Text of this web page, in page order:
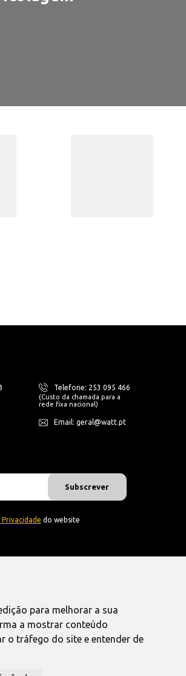
para melhorar a sua
a mostrar conteúdo
o tráfego do site e entender de
Telefone: 253 095 466
(Custo da chamada para a
rede fixa nacional)
Email: geral@watt.pt
Subscrever
do website